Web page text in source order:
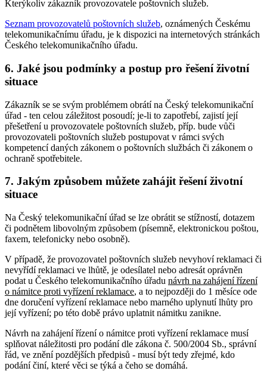
Kterýkoliv zákazník provozovatele poštovních služeb.
Seznam provozovatelů poštovních služeb, oznámených Českému
telekomunikačnímu úřadu, je k dispozici na internetových stránkách
Českého telekomunikačního úřadu.
6. Jaké jsou podmínky a postup pro řešení životní
situace
Zákazník se se svým problémem obrátí na Český telekomunikační
úřad - ten celou záležitost posoudí; je-li to zapotřebí, zajistí její
přešetření u provozovatele poštovních služeb, příp. bude vůči
provozovateli poštovních služeb postupovat v rámci svých
kompetencí daných zákonem o poštovních službách či zákonem o
ochraně spotřebitele.
7. Jakým způsobem můžete zahájit řešení životní
situace
Na Český telekomunikační úřad se lze obrátit se stížností, dotazem
či podnětem libovolným způsobem (písemně, elektronickou poštou,
faxem, telefonicky nebo osobně).
V případě, že provozovatel poštovních služeb nevyhoví reklamaci či
nevyřídí reklamaci ve lhůtě, je odesílatel nebo adresát oprávněn
podat u Českého telekomunikačního úřadu návrh na zahájení řízení
o námitce proti vyřízení reklamace, a to nejpozději do 1 měsíce ode
dne doručení vyřízení reklamace nebo marného uplynutí lhůty pro
její vyřízení; po této době právo uplatnit námitku zanikne.
Návrh na zahájení řízení o námitce proti vyřízení reklamace musí
splňovat náležitosti pro podání dle zákona č. 500/2004 Sb., správní
řád, ve znění pozdějších předpisů - musí být tedy zřejmé, kdo
podání činí, které věci se týká a čeho se domáhá.